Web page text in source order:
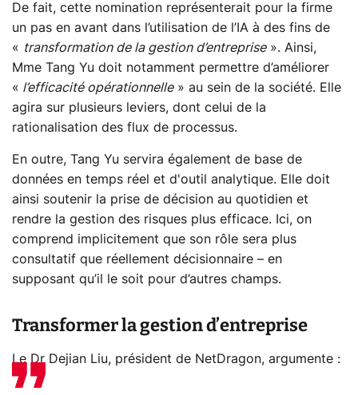
De fait, cette nomination représenterait pour la firme
un pas en avant dans l’utilisation de l’IA à des fins de
« transformation de la gestion d’entreprise». Ainsi,
Mme Tang Yu doit notamment permettre d’améliorer
« l’efficacité opérationnelle» au sein de la société. Elle
agira sur plusieurs leviers, dont celui de la
rationalisation des flux de processus.
En outre, Tang Yu servira également de base de
données en temps réel et d'outil analytique. Elle doit
ainsi soutenir la prise de décision au quotidien et
rendre la gestion des risques plus efficace. Ici, on
comprend implicitement que son rôle sera plus
consultatif que réellement décisionnaire – en
supposant qu’il le soit pour d’autres champs.
Transformer la gestion d’entreprise
Le Dr Dejian Liu, président de NetDragon, argumente :